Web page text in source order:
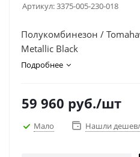
Артикул:3375-005-230-018
Полукомбинезон /
Metallic Black
Подробнее
59 960 руб./шт
Мало Нашли